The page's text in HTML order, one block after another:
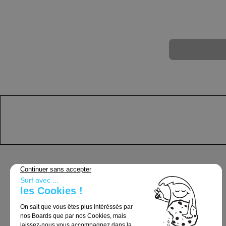
Support
Conditions Générales de Vente
Livraison & Retours